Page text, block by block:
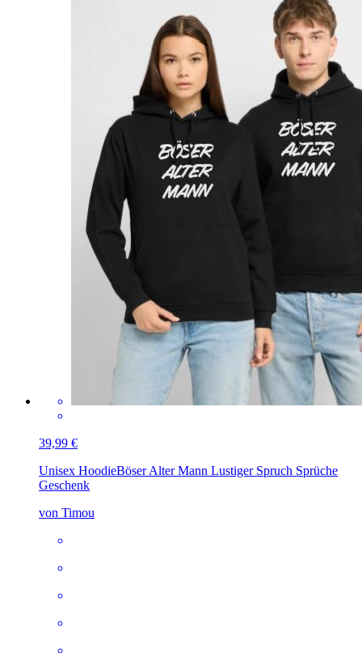
39,99 €
Unisex HoodieBöser Alter Mann Lustiger Spruch Sprüche
Geschenk
von Timou